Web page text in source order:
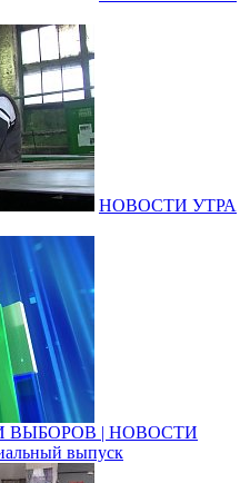
НОВОСТИ УТРА
ВЫБОРОВ | НОВОСТИ
выпуск